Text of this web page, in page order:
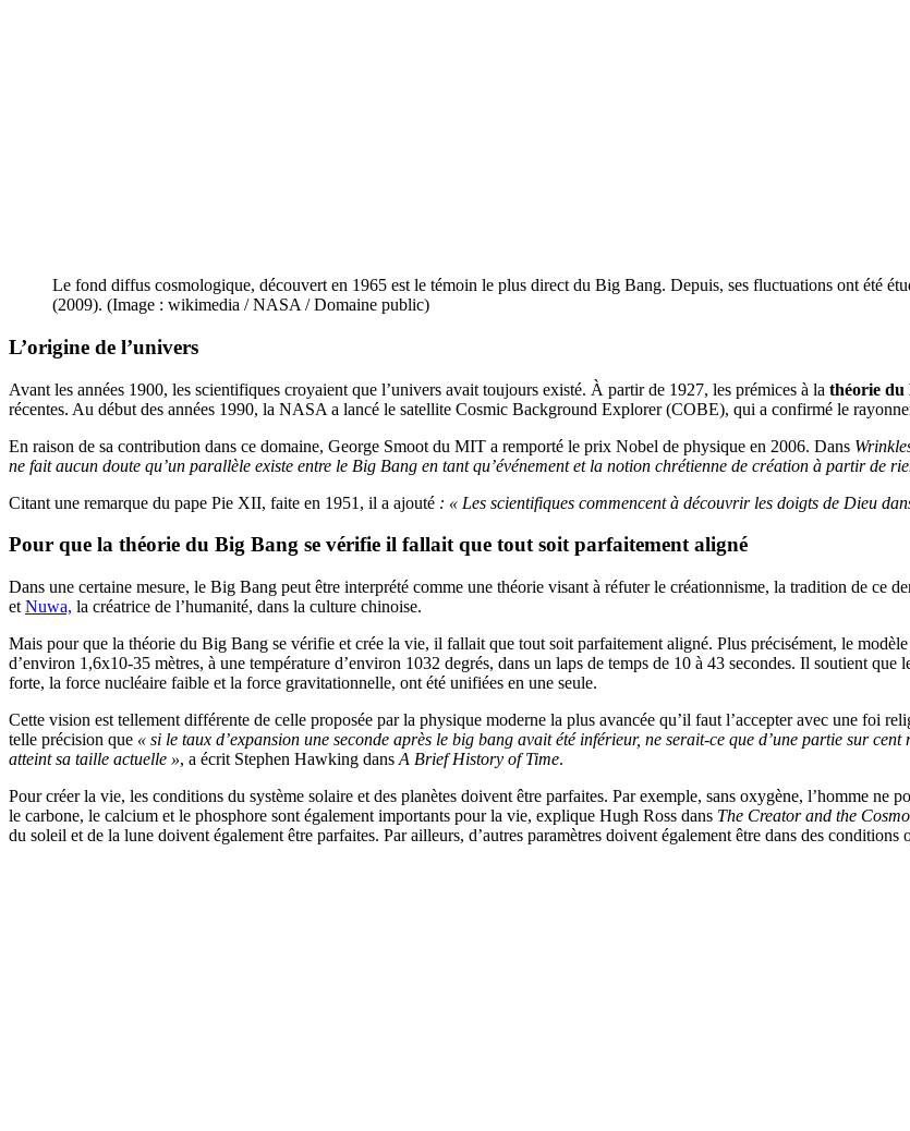
Le fond diffus cosmologique, découvert en 1965 est le témoin le plus direct du Big Bang. Depuis, ses fluctuations ont été
(2009). (Image : wikimedia / NASA / Domaine public)
L’origine de l’univers
Avant les années 1900, les scientifiques croyaient que l’univers avait toujours existé. À partir de 1927, les prémices à la théorie du
récentes. Au début des années 1990, la NASA a lancé le satellite Cosmic Background Explorer (COBE), qui a confirmé le
En raison de sa contribution dans ce domaine, George Smoot du MIT a remporté le prix Nobel de physique en 2006. Dans
ne fait aucun doute qu’un parallèle existe entre le Big Bang en tant qu’événement et la notion chrétienne de création à partir de
Citant une remarque du pape Pie XII, faite en 1951, il a ajouté : « Les scientifiques commencent à découvrir les doigts de Dieu
Pour que la théorie du Big Bang se vérifie il fallait que tout soit parfaitement aligné
Dans une certaine mesure, le Big Bang peut être interprété comme une théorie visant à réfuter le créationnisme, la tradition de ce
et Nuwa, la créatrice de l’humanité, dans la culture chinoise.
Mais pour que la théorie du Big Bang se vérifie et crée la vie, il fallait que tout soit parfaitement aligné. Plus précisément, le
d’environ 1,6x10-35 mètres, à une température d’environ 1032 degrés, dans un laps de temps de 10 à 43 secondes. Il soutient
forte, la force nucléaire faible et la force gravitationnelle, ont été unifiées en une seule.
Cette vision est tellement différente de celle proposée par la physique moderne la plus avancée qu’il faut l’accepter avec une foi
telle précision que « si le taux d’expansion une seconde après le big bang avait été inférieur, ne serait-ce que d’une partie sur
atteint sa taille actuelle », a écrit Stephen Hawking dans A Brief History of Time.
Pour créer la vie, les conditions du système solaire et des planètes doivent être parfaites. Par exemple, sans oxygène, l’homme ne
le carbone, le calcium et le phosphore sont également importants pour la vie, explique Hugh Ross dans The Creator and the
du soleil et de la lune doivent également être parfaites. Par ailleurs, d’autres paramètres doivent également être dans des conditions